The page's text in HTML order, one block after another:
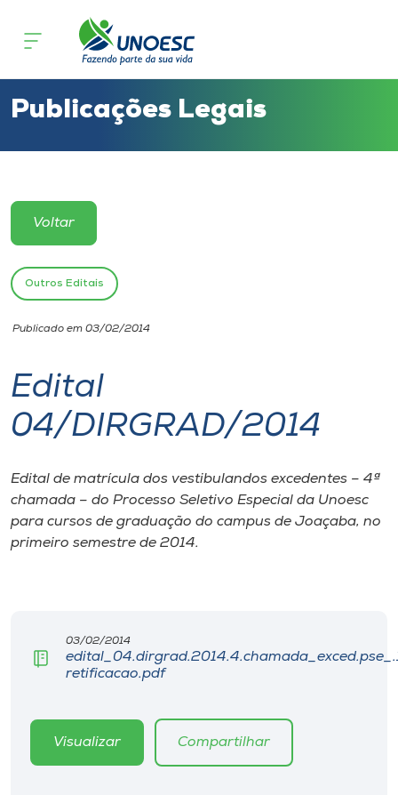
Cursos
Atendimento ao Estudante
Portal de Ensino
Unoesc
Internacionalização
I.nova
Diplomados
Cultura
Biblioteca
Publicações Legais
Voltar
Outros Editais
Publicado em 03/02/2014
Edital
04/DIRGRAD/2014
Edital de matrícula dos vestibulandos excedentes – 4ª
chamada – do Processo Seletivo Especial da Unoesc
para cursos de graduação do campus de Joaçaba, no
primeiro semestre de 2014.
03/02/2014
retificacao.pdf
Visualizar Compartilhar